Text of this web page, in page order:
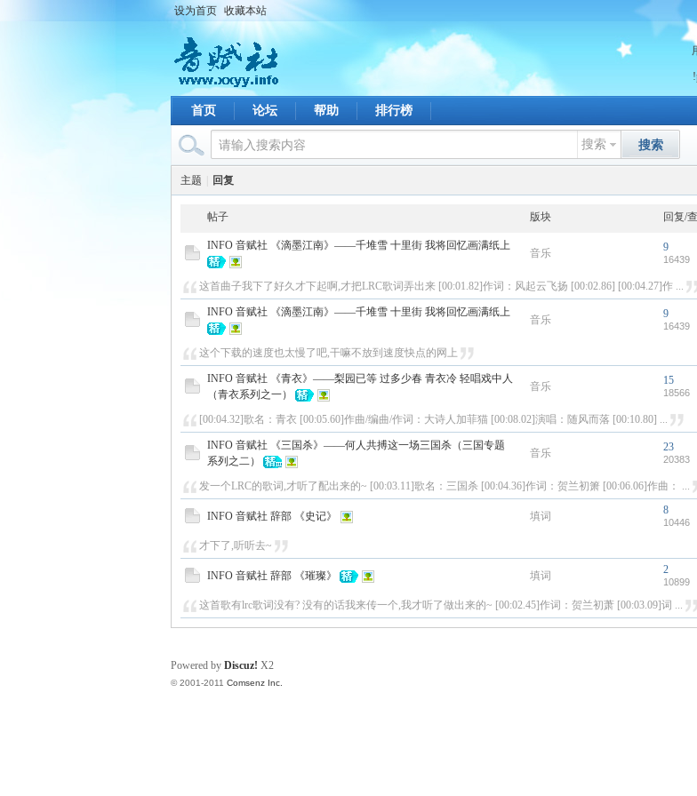
设为首页 收藏本站
首页 论坛 帮助 排行榜
搜索 搜索
主题 回复
帖子 版块 回复/
INFO 音赋社 《滴墨江南》——千堆雪 十里街 我将回忆画满纸上
音乐 9
16439
这首曲子我下了好久才下起啊,才把LRC歌词弄出来 [00:01.82]作词：风起云飞扬 [00:02.86] [00:04.27]作 ...
INFO 音赋社 《滴墨江南》——千堆雪 十里街 我将回忆画满纸上
音乐 9
16439
这个下载的速度也太慢了吧,干嘛不放到速度快点的网上
INFO 音赋社 《青衣》——梨园已等 过多少春 青衣冷 轻唱戏中人
（青衣系列之一）
音乐 15
18566
[00:04.32]歌名：青衣 [00:05.60]作曲/编曲/作词：大诗人加菲猫 [00:08.02]演唱：随风而落 [00:10.80] ...
INFO 音赋社 《三国杀》——何人共搏这一场三国杀（三国专题
系列之二）
音乐 23
20383
发一个LRC的歌词,才听了配出来的~ [00:03.11]歌名：三国杀 [00:04.36]作词：贺兰初箫 [00:06.06]作曲： ...
INFO 音赋社 辞部 《史记》 填词 8
10446
才下了,听听去~
INFO 音赋社 辞部 《璀璨》 填词 2
10899
这首歌有lrc歌词没有? 没有的话我来传一个,我才听了做出来的~ [00:02.45]作词：贺兰初萧 [00:03.09]词 ...
Powered by Discuz! X2
© 2001-2011 Comsenz Inc.